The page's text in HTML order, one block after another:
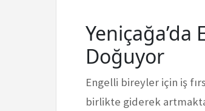
Yeniçağa’da
Doğuyor
Engelli bireyler için iş
birlikte giderek